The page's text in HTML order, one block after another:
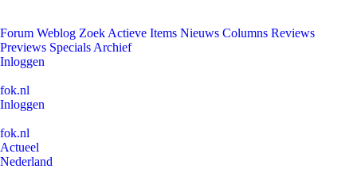
Forum Weblog Zoek Actieve Items Nieuws Columns Reviews
Previews Specials Archief
Inloggen
fok.nl
Inloggen
fok.nl
Actueel
Nederland